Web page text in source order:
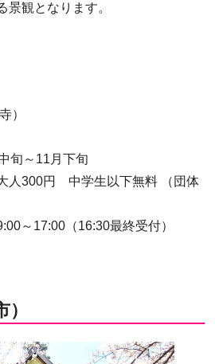
景観となります。
）
旬～11月下旬
人300円 中学生以下無料 （団体
～17:00（16:30最終受付）